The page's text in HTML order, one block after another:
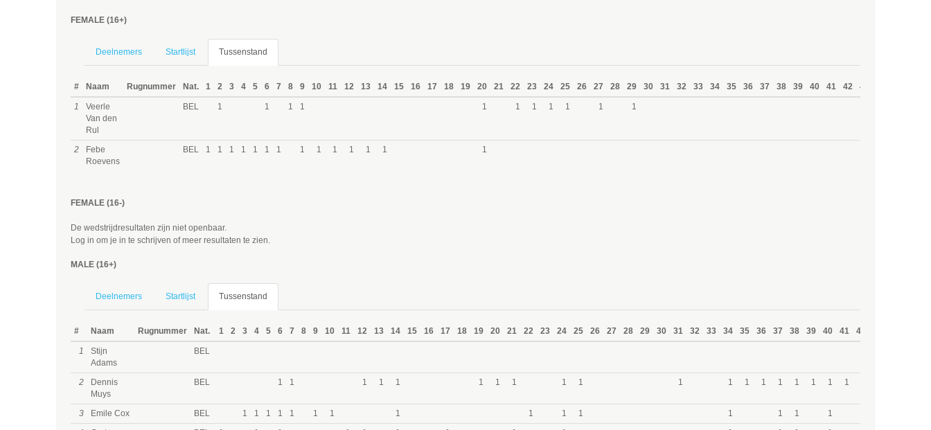
FEMALE (16+)
Deelnemers Startlijst Tussenstand
# Naam Rugnummer Nat. 1 2 3 4 5 6 7 8 9 10 11 12 13 14 15 16 17 18 19 20 21 22 23 24 25 26 27 28 29 30 31 32 33 34 35 36 37 38 39 40 41 42 43
1
Veerle
Van den
Rul
BEL 1 1 1 1 1 1 1 1 1 1 1
2
Febe
Roevens
BEL 1 1 1 1 1 1 1 1 1 1 1 1 1 1
FEMALE (16-)
De wedstrijdresultaten zijn niet openbaar.
Log in om je in te schrijven of meer resultaten te zien.
MALE (16+)
Deelnemers Startlijst Tussenstand
# Naam Rugnummer Nat. 1 2 3 4 5 6 7 8 9 10 11 12 13 14 15 16 17 18 19 20 21 22 23 24 25 26 27 28 29 30 31 32 33 34 35 36 37 38 39 40 41 42
1
Stijn
Adams
BEL
2
Dennis
Muys
BEL 1 1 1 1 1 1 1 1 1 1 1 1 1 1 1 1 1 1 1
3 Emile Cox BEL 1 1 1 1 1 1 1 1 1 1 1 1 1 1 1